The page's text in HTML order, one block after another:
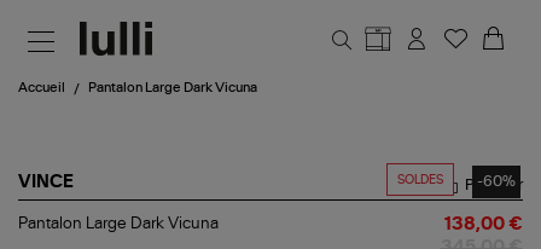
Accueil Pantalon Large Dark Vicuna
SOLDES -60%
VINCE
Pantalon
Partager
Pantalon Large Dark Vicuna 138,00 €